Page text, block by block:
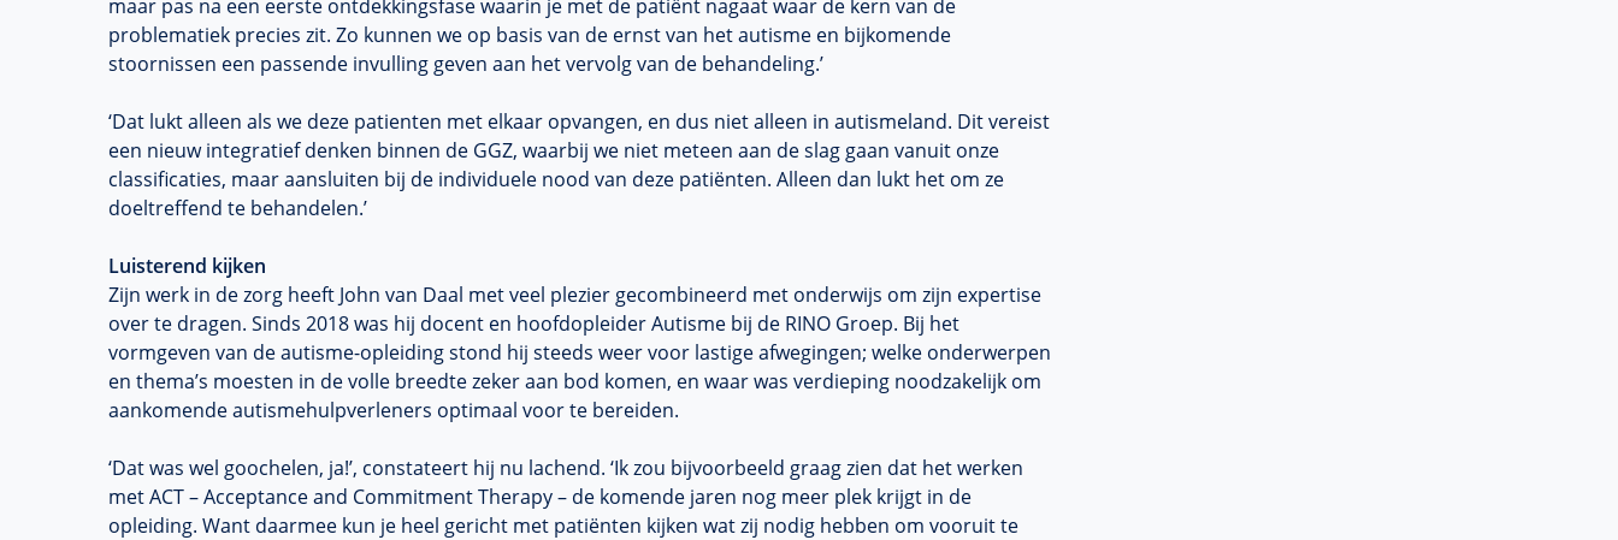
maar pas na een eerste ontdekkingsfase waarin je met de patiënt nagaat waar de kern van de
problematiek precies zit. Zo kunnen we op basis van de ernst van het autisme en bijkomende
stoornissen een passende invulling geven aan het vervolg van de behandeling.’
‘Dat lukt alleen als we deze patienten met elkaar opvangen, en dus niet alleen in autismeland. Dit vereist
een nieuw integratief denken binnen de GGZ, waarbij we niet meteen aan de slag gaan vanuit onze
classificaties, maar aansluiten bij de individuele nood van deze patiënten. Alleen dan lukt het om ze
doeltreffend te behandelen.’
Luisterend kijken
Zijn werk in de zorg heeft John van Daal met veel plezier gecombineerd met onderwijs om zijn expertise
over te dragen. Sinds 2018 was hij docent en hoofdopleider Autisme bij de RINO Groep. Bij het
vormgeven van de autisme-opleiding stond hij steeds weer voor lastige afwegingen; welke onderwerpen
en thema’s moesten in de volle breedte zeker aan bod komen, en waar was verdieping noodzakelijk om
aankomende autismehulpverleners optimaal voor te bereiden.
‘Dat was wel goochelen, ja!’, constateert hij nu lachend. ‘Ik zou bijvoorbeeld graag zien dat het werken
met ACT – Acceptance and Commitment Therapy – de komende jaren nog meer plek krijgt in de
opleiding. Want daarmee kun je heel gericht met patiënten kijken wat zij nodig hebben om vooruit te